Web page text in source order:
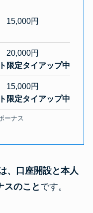
15,000円
20,000円
限定タイアップ中)
15,000円
限定タイアップ中)
ーナス
、口座開設と本人
スのこと です。